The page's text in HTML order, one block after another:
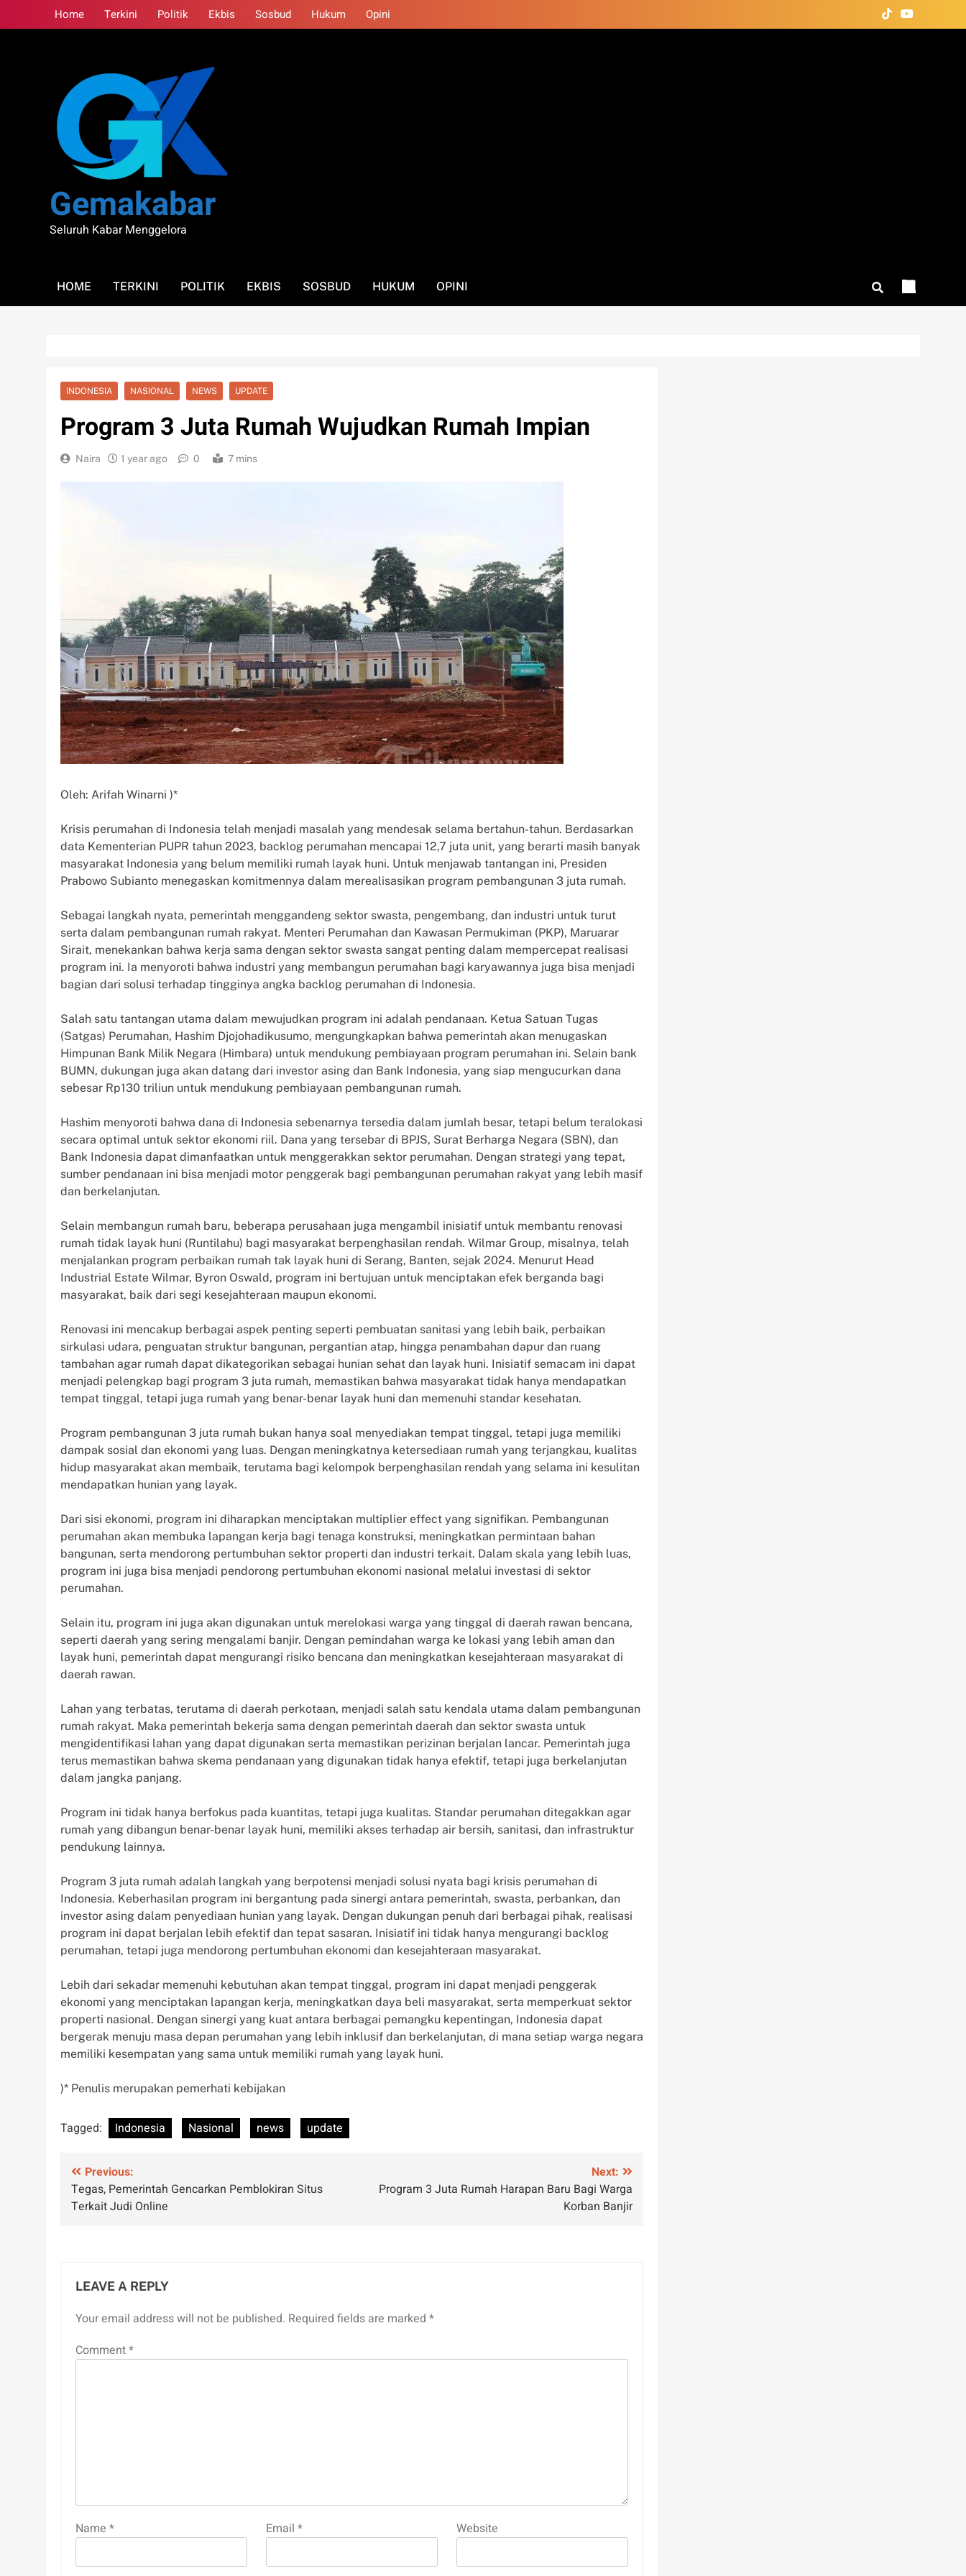
to
Home Terkini Politik Ekbis Sosbud Hukum Opini
Gemakabar
Seluruh Kabar Menggelora
HOME TERKINI POLITIK EKBIS SOSBUD HUKUM OPINI
INDONESIA NASIONAL NEWS UPDATE
Program 3 Juta Rumah Wujudkan Rumah Impian
Naira 1 year ago 0 7 mins
Oleh: Arifah Winarni )*
Krisis perumahan di Indonesia telah menjadi masalah yang mendesak selama bertahun-tahun. Berdasarkan
data Kementerian PUPR tahun 2023, backlog perumahan mencapai 12,7 juta unit, yang berarti masih banyak
masyarakat Indonesia yang belum memiliki rumah layak huni. Untuk menjawab tantangan ini, Presiden
Prabowo Subianto menegaskan komitmennya dalam merealisasikan program pembangunan 3 juta rumah.
Sebagai langkah nyata, pemerintah menggandeng sektor swasta, pengembang, dan industri untuk turut
serta dalam pembangunan rumah rakyat. Menteri Perumahan dan Kawasan Permukiman (PKP), Maruarar
Sirait, menekankan bahwa kerja sama dengan sektor swasta sangat penting dalam mempercepat realisasi
program ini. Ia menyoroti bahwa industri yang membangun perumahan bagi karyawannya juga bisa menjadi
bagian dari solusi terhadap tingginya angka backlog perumahan di Indonesia.
Salah satu tantangan utama dalam mewujudkan program ini adalah pendanaan. Ketua Satuan Tugas
(Satgas) Perumahan, Hashim Djojohadikusumo, mengungkapkan bahwa pemerintah akan menugaskan
Himpunan Bank Milik Negara (Himbara) untuk mendukung pembiayaan program perumahan ini. Selain bank
BUMN, dukungan juga akan datang dari investor asing dan Bank Indonesia, yang siap mengucurkan dana
sebesar Rp130 triliun untuk mendukung pembiayaan pembangunan rumah.
Hashim menyoroti bahwa dana di Indonesia sebenarnya tersedia dalam jumlah besar, tetapi belum teralokasi
secara optimal untuk sektor ekonomi riil. Dana yang tersebar di BPJS, Surat Berharga Negara (SBN), dan
Bank Indonesia dapat dimanfaatkan untuk menggerakkan sektor perumahan. Dengan strategi yang tepat,
sumber pendanaan ini bisa menjadi motor penggerak bagi pembangunan perumahan rakyat yang lebih masif
dan berkelanjutan.
Selain membangun rumah baru, beberapa perusahaan juga mengambil inisiatif untuk membantu renovasi
rumah tidak layak huni (Runtilahu) bagi masyarakat berpenghasilan rendah. Wilmar Group, misalnya, telah
menjalankan program perbaikan rumah tak layak huni di Serang, Banten, sejak 2024. Menurut Head
Industrial Estate Wilmar, Byron Oswald, program ini bertujuan untuk menciptakan efek berganda bagi
masyarakat, baik dari segi kesejahteraan maupun ekonomi.
Renovasi ini mencakup berbagai aspek penting seperti pembuatan sanitasi yang lebih baik, perbaikan
sirkulasi udara, penguatan struktur bangunan, pergantian atap, hingga penambahan dapur dan ruang
tambahan agar rumah dapat dikategorikan sebagai hunian sehat dan layak huni. Inisiatif semacam ini dapat
menjadi pelengkap bagi program 3 juta rumah, memastikan bahwa masyarakat tidak hanya mendapatkan
tempat tinggal, tetapi juga rumah yang benar-benar layak huni dan memenuhi standar kesehatan.
Program pembangunan 3 juta rumah bukan hanya soal menyediakan tempat tinggal, tetapi juga memiliki
dampak sosial dan ekonomi yang luas. Dengan meningkatnya ketersediaan rumah yang terjangkau, kualitas
hidup masyarakat akan membaik, terutama bagi kelompok berpenghasilan rendah yang selama ini kesulitan
mendapatkan hunian yang layak.
Dari sisi ekonomi, program ini diharapkan menciptakan multiplier effect yang signifikan. Pembangunan
perumahan akan membuka lapangan kerja bagi tenaga konstruksi, meningkatkan permintaan bahan
bangunan, serta mendorong pertumbuhan sektor properti dan industri terkait. Dalam skala yang lebih luas,
program ini juga bisa menjadi pendorong pertumbuhan ekonomi nasional melalui investasi di sektor
perumahan.
Selain itu, program ini juga akan digunakan untuk merelokasi warga yang tinggal di daerah rawan bencana,
seperti daerah yang sering mengalami banjir. Dengan pemindahan warga ke lokasi yang lebih aman dan
layak huni, pemerintah dapat mengurangi risiko bencana dan meningkatkan kesejahteraan masyarakat di
daerah rawan.
Lahan yang terbatas, terutama di daerah perkotaan, menjadi salah satu kendala utama dalam pembangunan
rumah rakyat. Maka pemerintah bekerja sama dengan pemerintah daerah dan sektor swasta untuk
mengidentifikasi lahan yang dapat digunakan serta memastikan perizinan berjalan lancar. Pemerintah juga
terus memastikan bahwa skema pendanaan yang digunakan tidak hanya efektif, tetapi juga berkelanjutan
dalam jangka panjang.
Program ini tidak hanya berfokus pada kuantitas, tetapi juga kualitas. Standar perumahan ditegakkan agar
rumah yang dibangun benar-benar layak huni, memiliki akses terhadap air bersih, sanitasi, dan infrastruktur
pendukung lainnya.
Program 3 juta rumah adalah langkah yang berpotensi menjadi solusi nyata bagi krisis perumahan di
Indonesia. Keberhasilan program ini bergantung pada sinergi antara pemerintah, swasta, perbankan, dan
investor asing dalam penyediaan hunian yang layak. Dengan dukungan penuh dari berbagai pihak, realisasi
program ini dapat berjalan lebih efektif dan tepat sasaran. Inisiatif ini tidak hanya mengurangi backlog
perumahan, tetapi juga mendorong pertumbuhan ekonomi dan kesejahteraan masyarakat.
Lebih dari sekadar memenuhi kebutuhan akan tempat tinggal, program ini dapat menjadi penggerak
ekonomi yang menciptakan lapangan kerja, meningkatkan daya beli masyarakat, serta memperkuat sektor
properti nasional. Dengan sinergi yang kuat antara berbagai pemangku kepentingan, Indonesia dapat
bergerak menuju masa depan perumahan yang lebih inklusif dan berkelanjutan, di mana setiap warga negara
memiliki kesempatan yang sama untuk memiliki rumah yang layak huni.
)* Penulis merupakan pemerhati kebijakan
Tagged: Indonesia Nasional news update
Post
navigation
Previous:
Tegas, Pemerintah Gencarkan Pemblokiran Situs
Terkait Judi Online
Next:
Program 3 Juta Rumah Harapan Baru Bagi Warga
Korban Banjir
LEAVE A REPLY
Your email address will not be published. Required fields are marked *
Comment*
Name * Email* Website